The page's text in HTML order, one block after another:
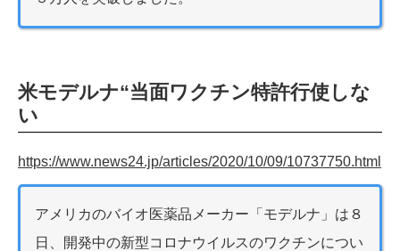
米モデルナ“当面ワクチン特許行使しな
い
https://www.news24.jp/articles/2020/10/09/10737750.html
アメリカのバイオ医薬品メーカー「モデルナ」は８
日、開発中の新型コロナウイルスのワクチンについ